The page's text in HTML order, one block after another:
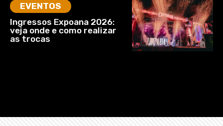
EVENTOS
Ingressos Expoana 2026:
veja onde e como realizar
as trocas